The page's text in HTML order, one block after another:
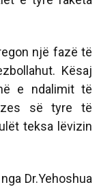
një fazë të
Kësaj
e ndalimit të
së tyre të
teksa lëvizin
Dr.Yehoshua